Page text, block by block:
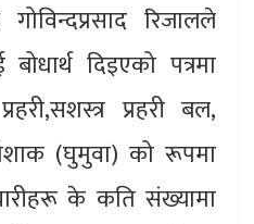
रिजालले
दिइएको पत्रमा
प्रहरी बल,
(घुमुवा) को रूपमा
के कति संख्यामा